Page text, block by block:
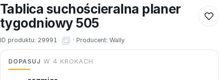
Tablica suchościeralna planer
tygodniowy 505
ID produktu: 29991 · Producent: Wally
DOPASUJ W 4 KROKACH